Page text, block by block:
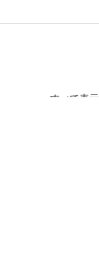
すべて表示